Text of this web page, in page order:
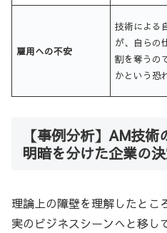
雇用への不安
技術による
が、自らの
割を奪うの
かという恐
【事例分析】AM技
明暗を分けた企業の
理論上の障壁を理解したとこ
実のビジネスシーンへと移し